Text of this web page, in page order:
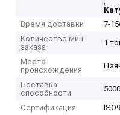
Время доставки
7-
Количество мин
заказа
1
Место
происхождения
Поставка
способности
Сертификация